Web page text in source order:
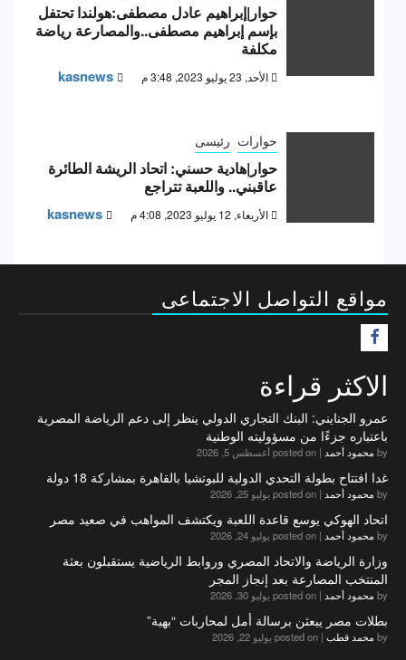
حوار|إبراهيم عادل مصطفى:هولندا تحتفل
بإسم إبراهيم مصطفى..والمصارعة رياضة
مكلفة
الأحد, 23 يوليو 2023, 3:48 م kasnews
حوارات رئيسى
حوار|هادية حسني: اتحاد الريشة الطائرة
عاقبني.. واللعبة تتراجع
الأربعاء, 12 يوليو 2023, 4:08 م kasnews
مواقع التواصل الاجتماعى
الاكثر قراءة
عمرو الجنايني: البنك التجاري الدولي ينظر إلى دعم الرياضة المصرية
باعتباره جزءًا من مسؤوليته الوطنية
by محمود أحمد | posted on أغسطس 5, 2026
غدا افتتاح بطولة التحدي الدولية للبوتشيا بالقاهرة بمشاركة 18 دولة
by محمود أحمد | posted on يوليو 25, 2026
اتحاد الهوكي يوسع قاعدة اللعبة ويكتشف المواهب في صعيد مصر
by محمود أحمد | posted on يوليو 24, 2026
وزارة الرياضة والاتحاد المصري وروابط الرياضية يستقبلون بعثة
المنتخب المصارعة بعد إنجاز المجر
by محمود أحمد | posted on يوليو 30, 2026
بطلات مصر يبعثن برسالة أمل لمحاربات “بهية”
by محمد قطب | posted on يوليو 22, 2026